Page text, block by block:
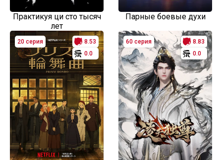
Практикуя ци сто тысяч
лет
Парные боевые духи
20 серия
8.53
0.0
60 серия
8.83
0.0